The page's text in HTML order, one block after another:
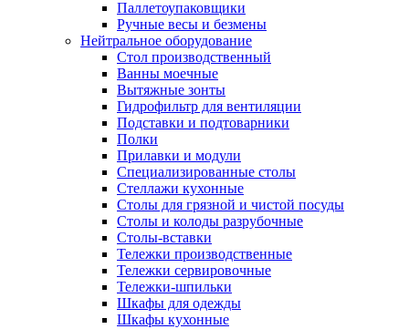
Паллетоупаковщики
Ручные весы и безмены
Нейтральное оборудование
Cтол производственный
Ванны моечные
Вытяжные зонты
Гидрофильтр для вентиляции
Подставки и подтоварники
Полки
Прилавки и модули
Специализированные столы
Стеллажи кухонные
Столы для грязной и чистой посуды
Столы и колоды разрубочные
Столы-вставки
Тележки производственные
Тележки сервировочные
Тележки-шпильки
Шкафы для одежды
Шкафы кухонные